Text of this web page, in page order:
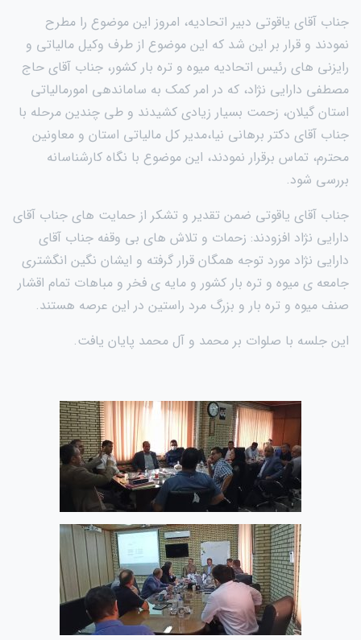
جناب آقای یاقوتی دبیر اتحادیه، امروز این موضوع را مطرح
نمودند و قرار بر این شد که این موضوع از طرف وکیل مالیاتی و
رایزنی های رئیس اتحادیه میوه و تره بار کشور، جناب آقای حاج
مصطفی دارایی نژاد، که در امر کمک به ساماندهی امورمالیاتی
استان گیلان، زحمت بسیار زیادی کشیدند و طی چندین مرحله با
جناب آقای دکتر برهانی نیا،مدیر کل مالیاتی استان و معاونین
محترم، تماس برقرار نمودند، این موضوع با نگاه کارشناسانه
بررسی شود.
جناب آقای یاقوتی ضمن تقدیر و تشکر از حمایت های جناب آقای
دارایی نژاد افزودند: زحمات و تلاش های بی وقفه جناب آقای
دارایی نژاد مورد توجه همگان قرار گرفته و ایشان نگین انگشتری
جامعه ی میوه و تره بار کشور و مایه ی فخر و مباهات تمام اقشار
صنف میوه و تره بار و بزرگ مرد راستین در این عرصه هستند.
این جلسه با صلوات بر محمد و آل محمد پایان یافت.